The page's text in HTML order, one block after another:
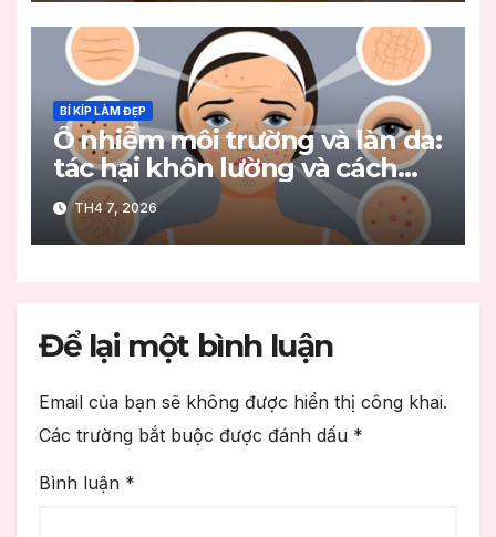
BÍ KÍP LÀM ĐẸP
Ô nhiễm môi trường và làn da:
tác hại khôn lường và cách
bảo vệ hiệu quả
TH4 7, 2026
Để lại một bình luận
Email của bạn sẽ không được hiển thị công khai.
Các trường bắt buộc được đánh dấu *
Bình luận *